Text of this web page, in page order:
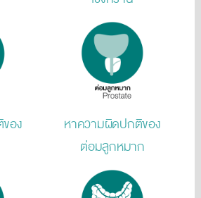
อง
หาความผิดปกติของ
ต่อมลูกหมาก